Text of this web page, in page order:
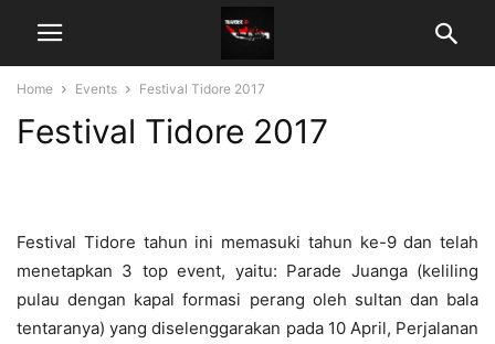
Home Events Festival Tidore 2017
Festival Tidore 2017
Festival Tidore tahun ini memasuki tahun ke-9 dan telah
menetapkan 3 top event, yaitu: Parade Juanga (keliling
pulau dengan kapal formasi perang oleh sultan dan bala
tentaranya) yang diselenggarakan pada 10 April, Perjalanan